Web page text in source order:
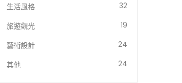
生活風格
32
旅遊觀光
19
藝術設計
24
其他
24